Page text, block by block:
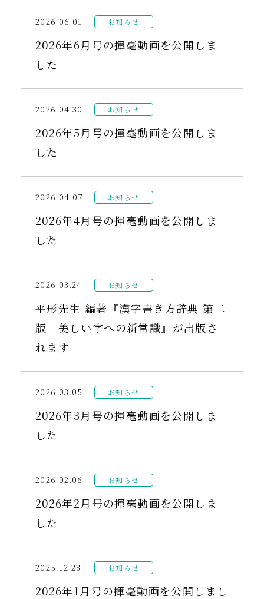
2026.06.01 お知らせ
2026年6月号の揮毫動画を公開しま
した
2026.04.30 お知らせ
2026年5月号の揮毫動画を公開しま
した
2026.04.07 お知らせ
2026年4月号の揮毫動画を公開しま
した
2026.03.24 お知らせ
平形先生 編著『漢字書き方辞典 第二
版 美しい字への新常識』が出版さ
れます
2026.03.05 お知らせ
2026年3月号の揮毫動画を公開しま
した
2026.02.06 お知らせ
2026年2月号の揮毫動画を公開しま
した
2025.12.23 お知らせ
2026年1月号の揮毫動画を公開しまし